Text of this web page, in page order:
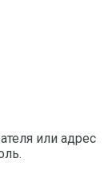
или адрес